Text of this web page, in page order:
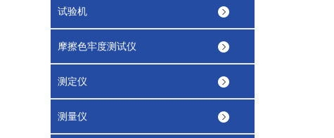
试验机
摩擦色牢度测试仪
测定仪
测量仪